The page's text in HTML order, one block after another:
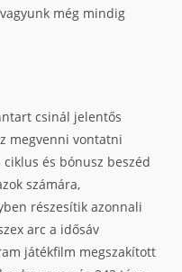
még mindig
csinál jelentős
megvenni vontatni
és bónusz beszéd
számára,
részesítik azonnali
arc a idősáv
játékfilm megszakított